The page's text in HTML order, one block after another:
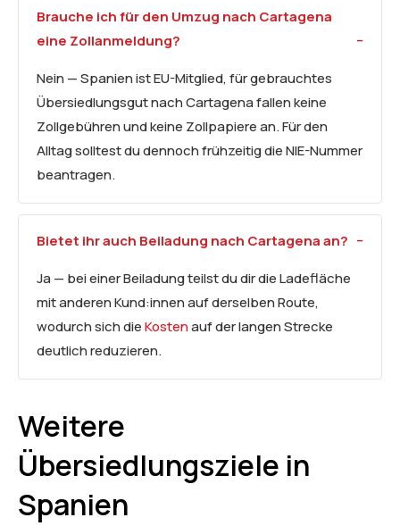
Brauche ich für den Umzug nach Cartagena
eine Zollanmeldung?
Nein — Spanien ist EU-Mitglied, für gebrauchtes
Übersiedlungsgut nach Cartagena fallen keine
Zollgebühren und keine Zollpapiere an. Für den
Alltag solltest du dennoch frühzeitig die NIE-Nummer
beantragen.
Bietet ihr auch Beiladung nach Cartagena an?
Ja — bei einer Beiladung teilst du dir die Ladefläche
mit anderen Kund:innen auf derselben Route,
wodurch sich dieKostenauf der langen Strecke
deutlich reduzieren.
Weitere
Übersiedlungsziele in
Spanien